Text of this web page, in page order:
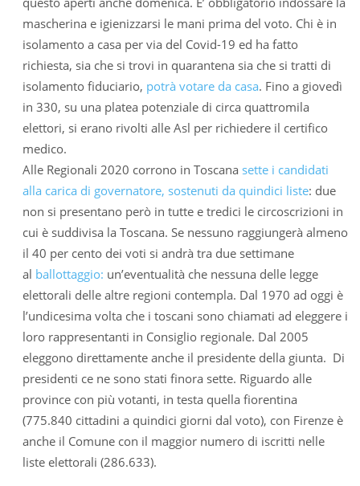
mascherina e igienizzarsi le mani prima del voto. Chi è in
isolamento a casa per via del Covid-19 ed ha fatto
richiesta, sia che si trovi in quarantena sia che si tratti di
isolamento fiduciario, potrà votare da casa. Fino a giovedì
in 330, su una platea potenziale di circa quattromila
elettori, si erano rivolti alle Asl per richiedere il certifico
medico.
Alle Regionali 2020 corrono in Toscana sette i candidati
alla carica di governatore, sostenuti da quindici liste: due
non si presentano però in tutte e tredici le circoscrizioni in
cui è suddivisa la Toscana. Se nessuno raggiungerà almeno
il 40 per cento dei voti si andrà tra due settimane
al ballottaggio: un’eventualità che nessuna delle legge
elettorali delle altre regioni contempla. Dal 1970 ad oggi è
l’undicesima volta che i toscani sono chiamati ad eleggere i
loro rappresentanti in Consiglio regionale. Dal 2005
eleggono direttamente anche il presidente della giunta. Di
presidenti ce ne sono stati finora sette. Riguardo alle
province con più votanti, in testa quella fiorentina
(775.840 cittadini a quindici giorni dal voto), con Firenze è
anche il Comune con il maggior numero di iscritti nelle
liste elettorali (286.633).